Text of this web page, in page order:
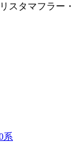
スタマフラー・
系